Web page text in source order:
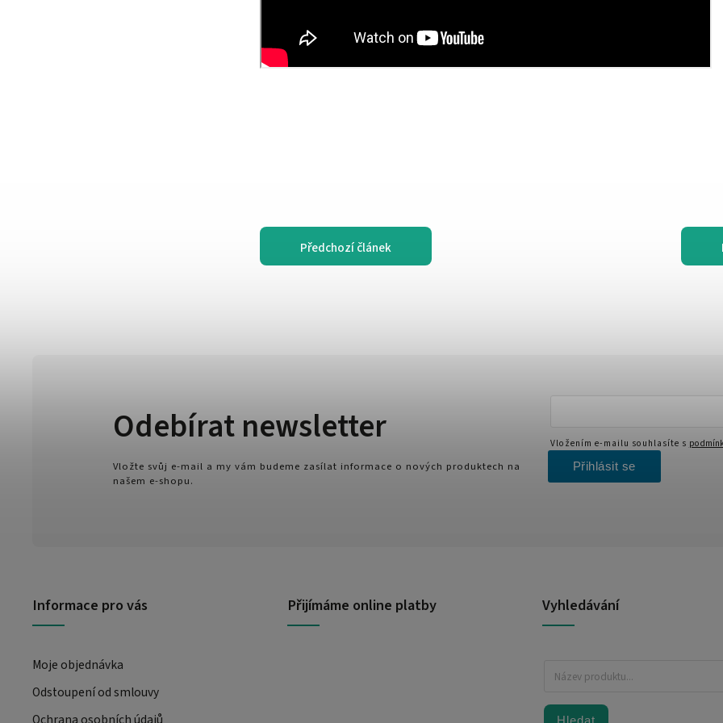
Předchozí článek
Informace pro vás
Moje objednávka
Odstoupení od smlouvy
Přijímáme online platby Vyhledávání
Odebírat newsletter
Vložte svůj e-mail a my vám budeme zasílat informace o nových produktech na
našem e-shopu.
Vložením e-mailu souhlasíte s
Přihlásit se